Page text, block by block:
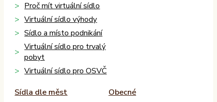
Proč mít virtuální sídlo
Virtuální sídlo výhody
Sídlo a místo podnikání
Virtuální sídlo pro trvalý
pobyt
Virtuální sídlo pro OSVČ
Sídla dle měst
Obecné